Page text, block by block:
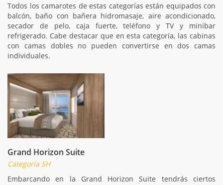
Todos los camarotes de estas categorías están equipados con
balcón, baño con bañera hidromasaje, aire acondicionado,
secador de pelo, caja fuerte, teléfono y TV y minibar
refrigerado. Cabe destacar que en esta categoría, las cabinas
con camas dobles no pueden convertirse en dos camas
individuales.
Grand Horizon Suite
Categoría SH
Embarcando en la Grand Horizon Suite tendrás ciertos